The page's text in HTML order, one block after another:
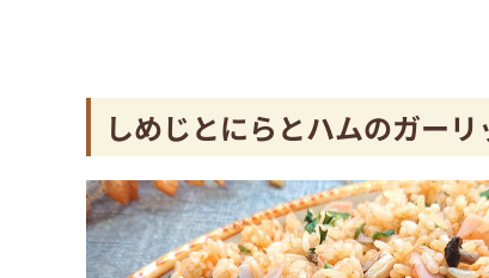
しめじとにらとハムのガー